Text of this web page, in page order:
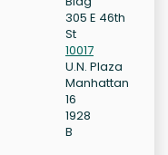
305 E 46th
St
10017
U.N. Plaza
Manhattan
16
1928
B